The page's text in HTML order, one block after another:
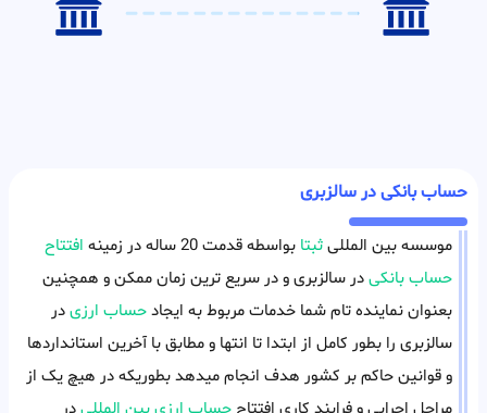
حساب بانکی در سالزبری
موسسه بین المللیثبتا بواسطه قدمت 20 ساله در زمینه
افتتاح
حساب بانکیدر سالزبری و در سریع ترین زمان ممکن و همچنین
بعنوان نماینده تام شما خدمات مربوط به ایجادحساب ارزیدر
سالزبری را بطور کامل از ابتدا تا انتها و مطابق با آخرین استانداردها
و قوانین حاکم بر کشور هدف انجام میدهد بطوریکه در هیچ یک از